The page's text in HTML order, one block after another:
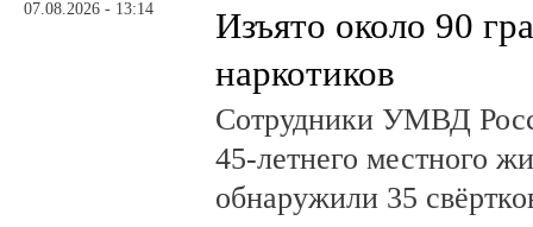
07.08.2026 - 13:14
Изъято около 90
наркотиков
Сотрудники УМВД
45-летнего местного
обнаружили 35